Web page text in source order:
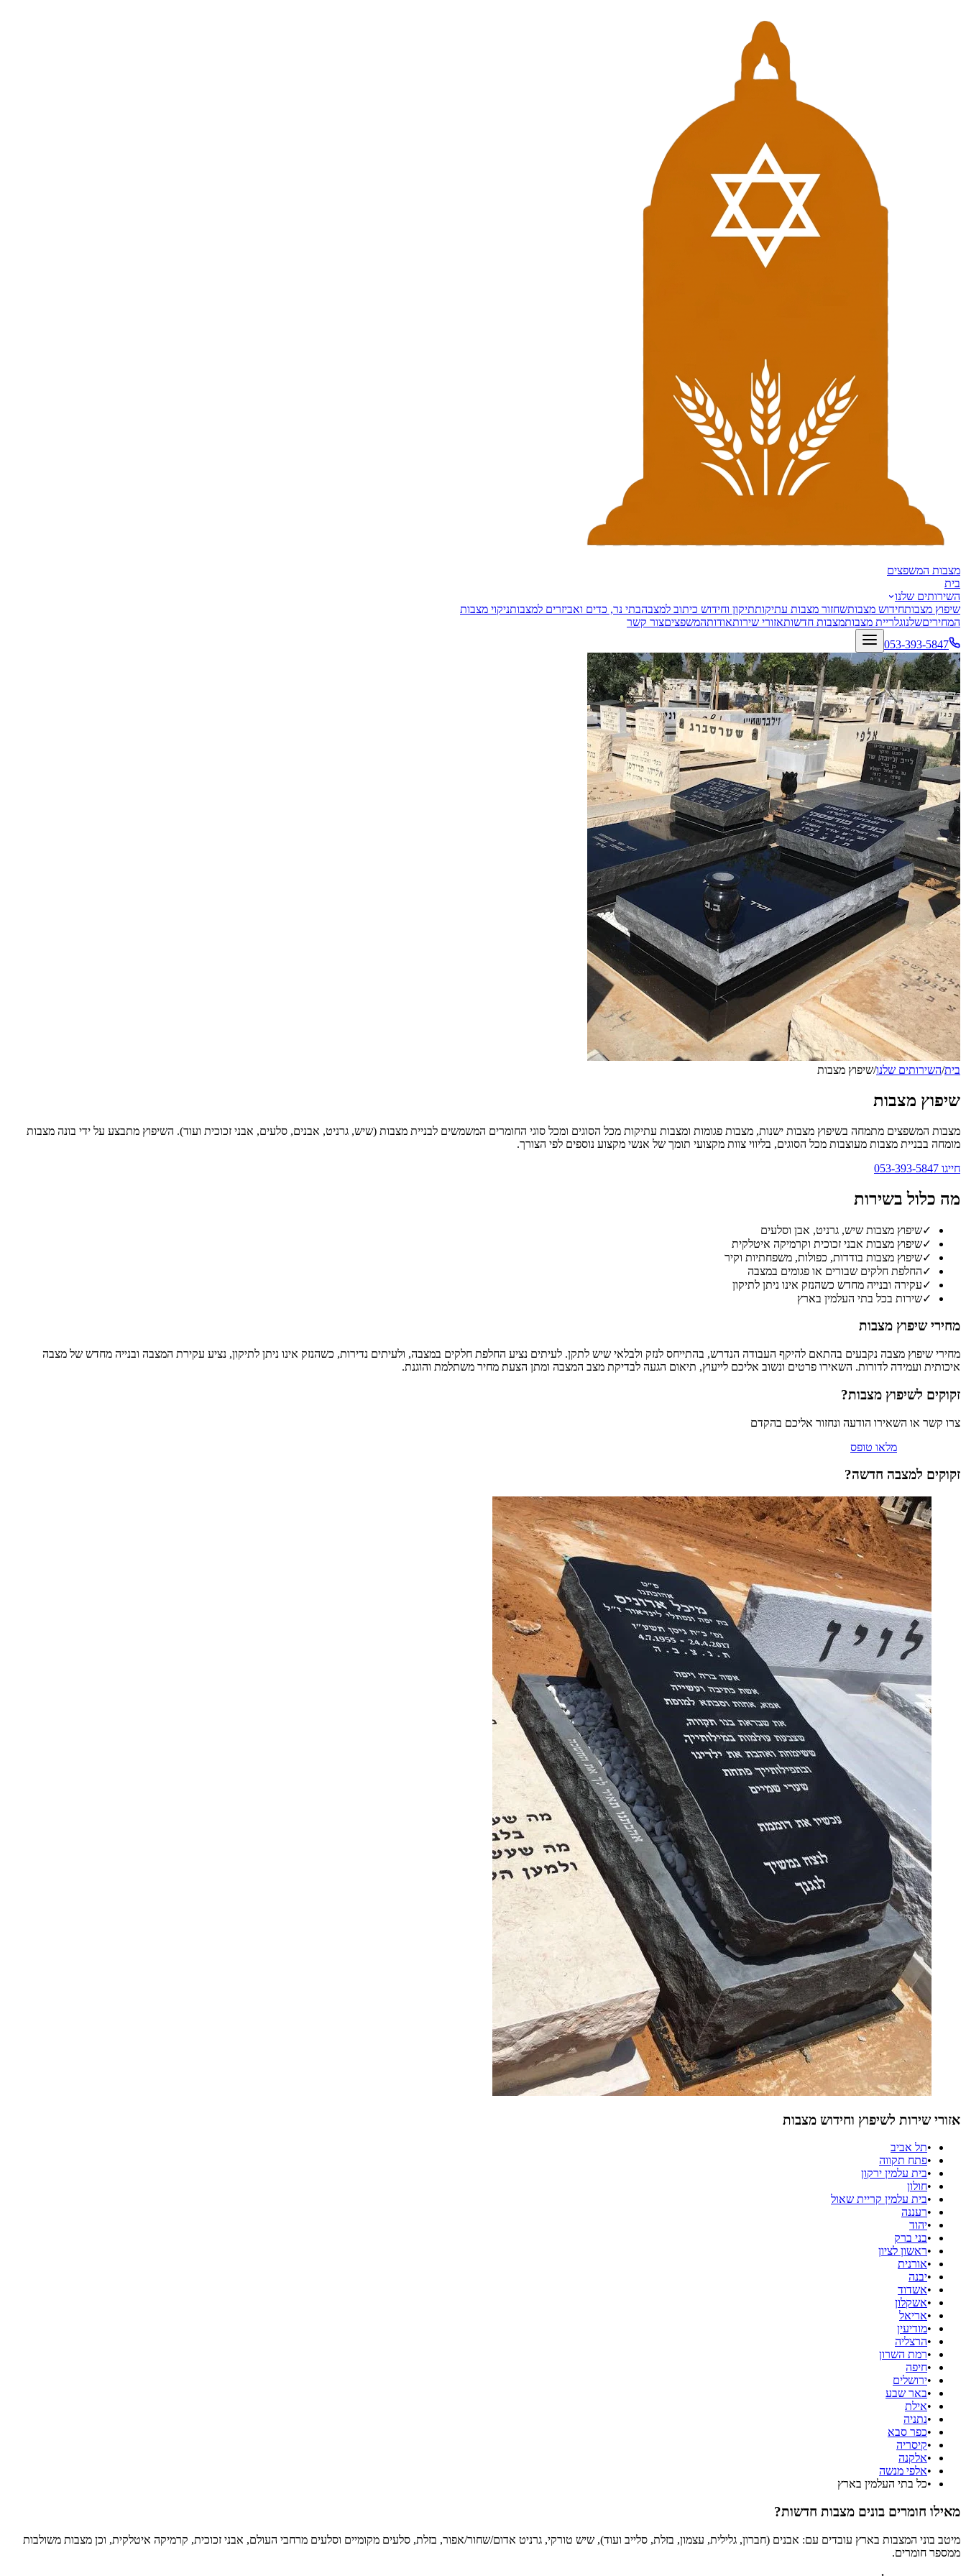
מצבות המשפצים
בית
השירותים שלנו
שיפוץ מצבותחידוש מצבותשחזור מצבות עתיקותתיקון וחידוש כיתוב למצבהבתי נר, כדים ואביזרים למצבותניקוי מצבות
המחיריםשלנוגלריית מצבותמצבות חדשותאזורי שירותאודותהמשפציםצור קשר
053-393-5847
בית/השירותים שלנו/שיפוץ מצבות
שיפוץ מצבות
מצבות המשפצים מתמחה בשיפוץ מצבות ישנות, מצבות פגומות ומצבות עתיקות מכל הסוגים ומכל סוגי החומרים המשמשים לבניית מצבות (שיש, גרניט, אבנים, סלעים, אבני זכוכית ועוד). השיפוץ מתבצע על ידי בונה מצבות
מומחה בבניית מצבות מעוצבות מכל הסוגים, בליווי צוות מקצועי תומך של אנשי מקצוע נוספים לפי הצורך.
חייגו 053-393-5847
מה כלול בשירות
✓שיפוץ מצבות שיש, גרניט, אבן וסלעים
✓שיפוץ מצבות אבני זכוכית וקרמיקה איטלקית
✓שיפוץ מצבות בודדות, כפולות, משפחתיות וקיר
✓החלפת חלקים שבורים או פגומים במצבה
✓עקירה ובנייה מחדש כשהנזק אינו ניתן לתיקון
✓שירות בכל בתי העלמין בארץ
מחירי שיפוץ מצבות
מחירי שיפוץ מצבה נקבעים בהתאם להיקף העבודה הנדרש, בהתייחס לנזק ולבלאי שיש לתקן. לעיתים נציע החלפת חלקים במצבה, ולעיתים נדירות, כשהנזק אינו ניתן לתיקון, נציע עקירת המצבה ובנייה מחדש של מצבה
איכותית ועמידה לדורות. השאירו פרטים ונשוב אליכם לייעוץ, תיאום הגעה לבדיקת מצב המצבה ומתן הצעת מחיר משתלמת והוגנת.
זקוקים לשיפוץ מצבות?
צרו קשר או השאירו הודעה ונחזור אליכם בהקדם
מלאו טופס
זקוקים למצבה חדשה?
אזורי שירות לשיפוץ וחידוש מצבות
•תל אביב
•פתח תקווה
•בית עלמין ירקון
•חולון
•בית עלמין קריית שאול
•רעננה
•יהוד
•בני ברק
•ראשון לציון
•אורנית
•יבנה
•אשדוד
•אשקלון
•אריאל
•מודיעין
•הרצליה
•רמת השרון
•חיפה
•ירושלים
•באר שבע
•אילת
•נתניה
•כפר סבא
•קיסריה
•אלקנה
•אלפי מנשה
•כל בתי העלמין בארץ
מאילו חומרים בונים מצבות חדשות?
מיטב בוני המצבות בארץ עובדים עם: אבנים (חברון, גלילית, עצמון, בזלת, סלייב ועוד), שיש טורקי, גרניט אדום/שחור/אפור, בזלת, סלעים מקומיים וסלעים מרחבי העולם, אבני זכוכית, קרמיקה איטלקית, וכן מצבות משולבות
ממספר חומרים.